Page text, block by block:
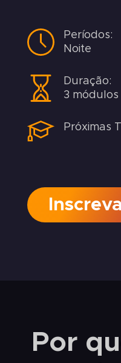
Períodos:
Noite
Duração:
3 módulos
Próximas
Por